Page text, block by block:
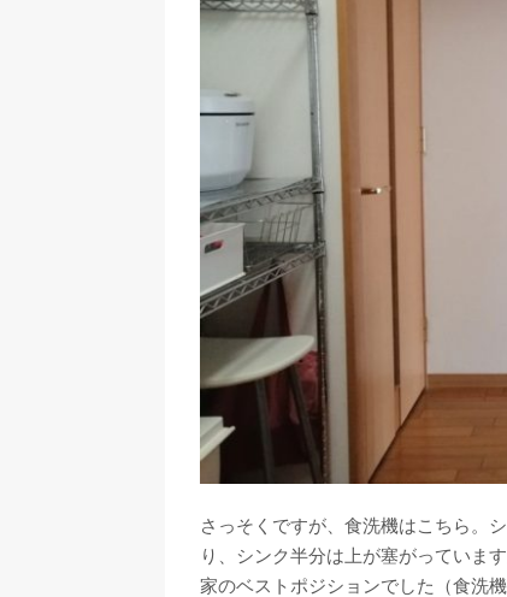
さっそくですが、食洗機はこちら。
り、シンク半分は上が塞がっていま
家のベストポジションでした（食洗